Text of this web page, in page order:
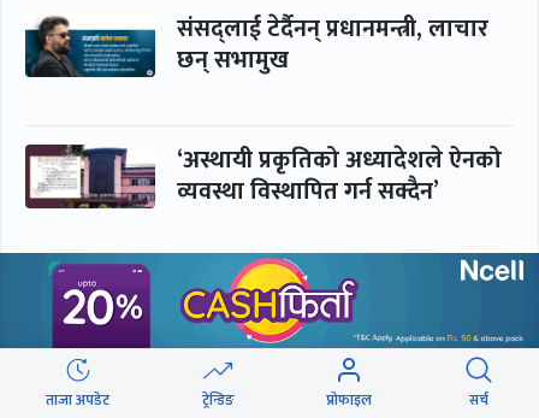
संसद्लाई टेर्दैनन् प्रधानमन्त्री, लाचार
छन् सभामुख
‘अस्थायी प्रकृतिको अध्यादेशले ऐनको
व्यवस्था विस्थापित गर्न सक्दैन’
सरकार-प्रसाईं लुकामारी : छिनमै
पक्राउ, तुरुन्तै रिहा
ताजा अपडेट ट्रेन्डिङ प्रोफाइल सर्च